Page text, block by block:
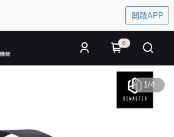
開啟APP
0
1/4